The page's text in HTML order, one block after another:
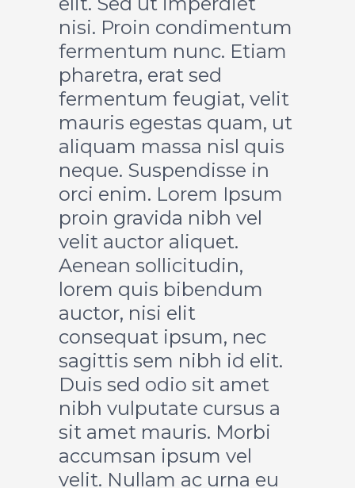
nisi. Proin condimentum
fermentum nunc. Etiam
pharetra, erat sed
fermentum feugiat, velit
mauris egestas quam, ut
aliquam massa nisl quis
neque. Suspendisse in
orci enim. Lorem Ipsum
proin gravida nibh vel
velit auctor aliquet.
Aenean sollicitudin,
lorem quis bibendum
auctor, nisi elit
consequat ipsum, nec
sagittis sem nibh id elit.
Duis sed odio sit amet
nibh vulputate cursus a
sit amet mauris. Morbi
accumsan ipsum vel
velit. Nullam ac urna eu